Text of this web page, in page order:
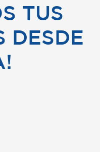
TUS
DESDE